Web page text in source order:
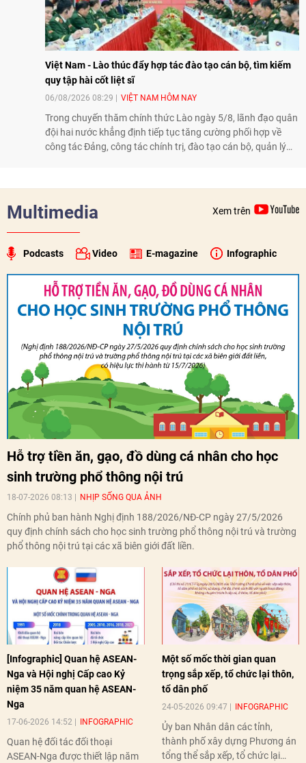
Việt Nam - Lào thúc đẩy hợp tác đào tạo cán bộ, tìm kiếm
quy tập hài cốt liệt sĩ
06/08/2026 08:29 VIỆT NAM HÔM NAY
Trong chuyến thăm chính thức Lào ngày 5/8, lãnh đạo quân
đội hai nước khẳng định tiếp tục tăng cường phối hợp về
công tác Đảng, công tác chính trị, đào tạo cán bộ, quản lý
Multimedia Xem trên
Podcasts Video E-magazine Infographic
Hỗ trợ tiền ăn, gạo, đồ dùng cá nhân cho học
sinh trường phổ thông nội trú
18-07-2026 08:13 NHỊP SỐNG QUA ẢNH
Chính phủ ban hành Nghị định 188/2026/NĐ-CP ngày 27/5/2026
quy định chính sách cho học sinh trường phổ thông nội trú và trường
phổ thông nội trú tại các xã biên giới đất liền.
[Infographic] Quan hệ ASEAN-
Nga và Hội nghị Cấp cao Kỷ
niệm 35 năm quan hệ ASEAN-
Nga
17-06-2026 14:52 INFOGRAPHIC
Quan hệ đối tác đối thoại
ASEAN-Nga được thiết lập năm
Một số mốc thời gian quan
trọng sắp xếp, tổ chức lại thôn,
tổ dân phố
24-05-2026 09:47 INFOGRAPHIC
Ủy ban Nhân dân các tỉnh,
thành phố xây dựng Phương án
tổng thể sắp xếp, tổ chức lại